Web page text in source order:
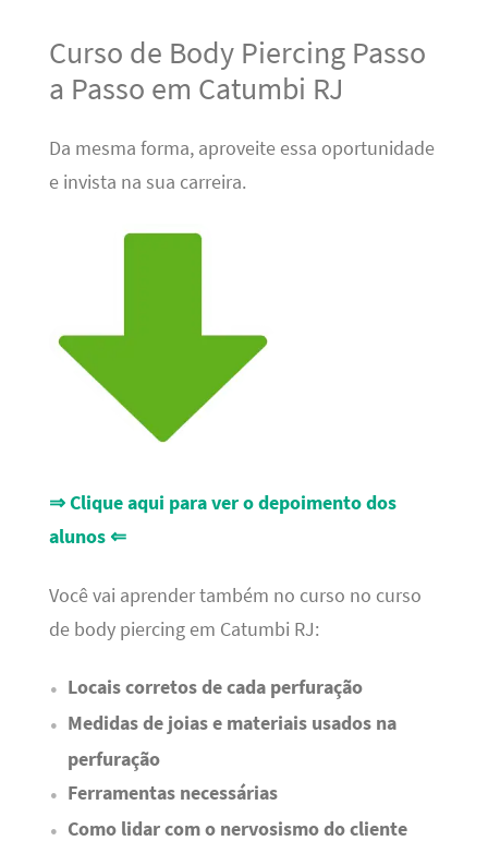
Curso de Body Piercing Passo
a Passo em Catumbi RJ
Da mesma forma, aproveite essa oportunidade
e invista na sua carreira.
⇒ Clique aqui para ver o depoimento dos
alunos ⇐
Você vai aprender também no curso no curso
de body piercing em Catumbi RJ:
Locais corretos de cada perfuração
Medidas de joias e materiais usados na
perfuração
Ferramentas necessárias
Como lidar com o nervosismo do cliente